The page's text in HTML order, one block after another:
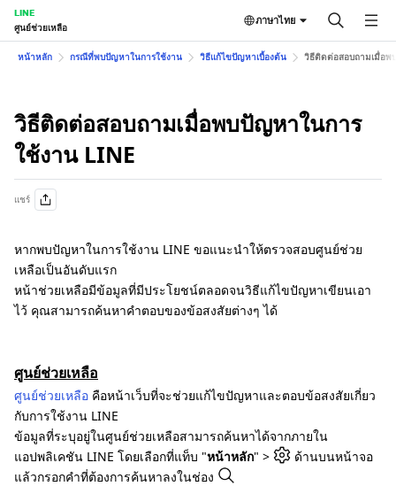
LINE
ศูนย์ช่วยเหลือ
ภาษาไทย
หน้าหลัก กรณีที่พบปัญหาในการใช้งาน วิธีแก้ไขปัญหาเบื้องต้น วิธีติดต่อสอบถามเมื่อพ
วิธีติดต่อสอบถามเมื่อพบปัญหาในการ
ใช้งาน LINE
แชร์
หากพบปัญหาในการใช้งาน LINE ขอแนะนำให้ตรวจสอบศูนย์ช่วย
เหลือเป็นอันดับแรก
หน้าช่วยเหลือมีข้อมูลที่มีประโยชน์ตลอดจนวิธีแก้ไขปัญหาเขียนเอา
ไว้ คุณสามารถค้นหาคำตอบของข้อสงสัยต่างๆ ได้
ศูนย์ช่วยเหลือ
ศูนย์ช่วยเหลือ คือหน้าเว็บที่จะช่วยแก้ไขปัญหาและตอบข้อสงสัยเกี่ยว
กับการใช้งาน LINE
ข้อมูลที่ระบุอยู่ในศูนย์ช่วยเหลือสามารถค้นหาได้จากภายใน
แอปพลิเคชัน LINE โดยเลือกที่แท็บ "หน้าหลัก" >
ด้านบนหน้าจอ
แล้วกรอกคำที่ต้องการค้นหาลงในช่อง